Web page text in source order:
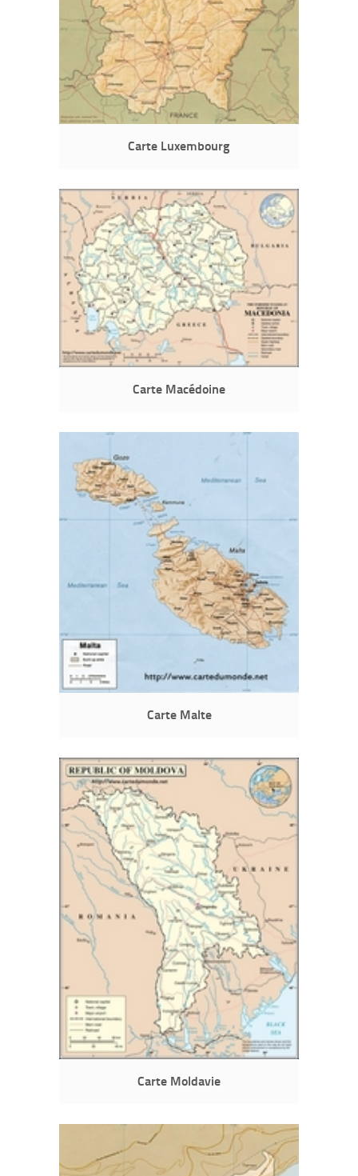
Carte Luxembourg
Carte Macédoine
Carte Malte
Carte Moldavie